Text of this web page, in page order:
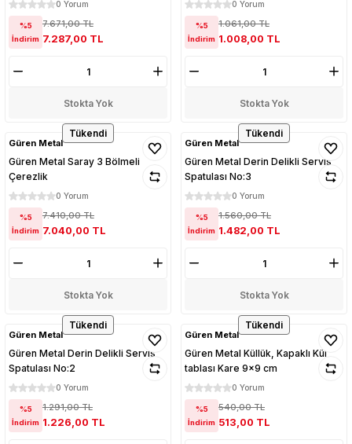
0 Yorum
%5
İndirim
7.671,00 TL
7.287,00 TL
Stokta Yok
0 Yorum
%5
İndirim
1.061,00 TL
1.008,00 TL
Stokta Yok
Tükendi
Güren Metal
Güren Metal Saray 3 Bölmeli
Çerezlik
0 Yorum
%5
İndirim
7.410,00 TL
7.040,00 TL
Stokta Yok
Tükendi
Güren Metal
Güren Metal Derin Delikli Servis
Spatulası No:3
0 Yorum
%5
İndirim
1.560,00 TL
1.482,00 TL
Stokta Yok
Tükendi
Güren Metal
Güren Metal Derin Delikli Servis
Spatulası No:2
0 Yorum
%5
İndirim
1.291,00 TL
1.226,00 TL
Tükendi
Güren Metal
Güren Metal Küllük, Kapaklı Kül
tablası Kare 9x9 cm
0 Yorum
%5
İndirim
540,00 TL
513,00 TL